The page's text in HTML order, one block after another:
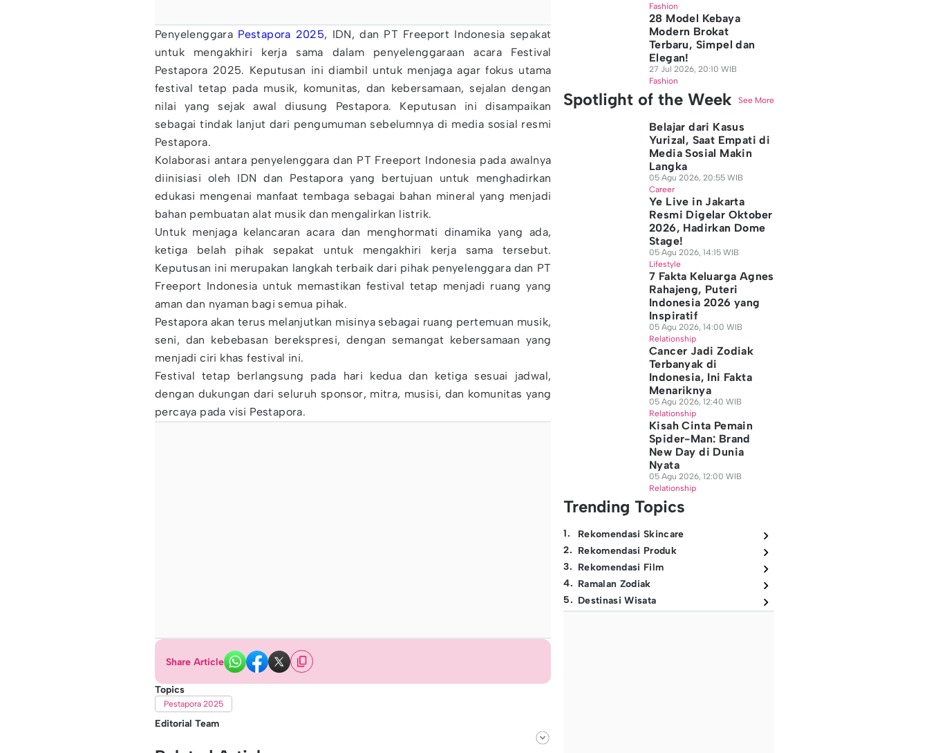
Penyelenggara Pestapora 2025, IDN, dan PT Freeport Indonesia sepakat
untuk mengakhiri kerja sama dalam penyelenggaraan acara Festival
Pestapora 2025. Keputusan ini diambil untuk menjaga agar fokus utama
festival tetap pada musik, komunitas, dan kebersamaan, sejalan dengan
nilai yang sejak awal diusung Pestapora. Keputusan ini disampaikan
sebagai tindak lanjut dari pengumuman sebelumnya di media sosial resmi
Pestapora.
Kolaborasi antara penyelenggara dan PT Freeport Indonesia pada awalnya
diinisiasi oleh IDN dan Pestapora yang bertujuan untuk menghadirkan
edukasi mengenai manfaat tembaga sebagai bahan mineral yang menjadi
bahan pembuatan alat musik dan mengalirkan listrik.
Untuk menjaga kelancaran acara dan menghormati dinamika yang ada,
ketiga belah pihak sepakat untuk mengakhiri kerja sama tersebut.
Keputusan ini merupakan langkah terbaik dari pihak penyelenggara dan PT
Freeport Indonesia untuk memastikan festival tetap menjadi ruang yang
aman dan nyaman bagi semua pihak.
Pestapora akan terus melanjutkan misinya sebagai ruang pertemuan musik,
seni, dan kebebasan berekspresi, dengan semangat kebersamaan yang
menjadi ciri khas festival ini.
Festival tetap berlangsung pada hari kedua dan ketiga sesuai jadwal,
dengan dukungan dari seluruh sponsor, mitra, musisi, dan komunitas yang
percaya pada visi Pestapora.
Share Article
Topics
Pestapora 2025
Editorial Team
Fashion
28 Model Kebaya
Modern Brokat
Terbaru, Simpel dan
Elegan!
27 Jul 2026, 20:10 WIB
Fashion
Spotlight of the Week See More
Belajar dari Kasus
Yurizal, Saat Empati di
Media Sosial Makin
Langka
05 Agu 2026, 20:55 WIB
Career
Ye Live in Jakarta
Resmi Digelar Oktober
2026, Hadirkan Dome
Stage!
05 Agu 2026, 14:15 WIB
Lifestyle
7 Fakta Keluarga Agnes
Rahajeng, Puteri
Indonesia 2026 yang
Inspiratif
05 Agu 2026, 14:00 WIB
Relationship
Cancer Jadi Zodiak
Terbanyak di
Indonesia, Ini Fakta
Menariknya
05 Agu 2026, 12:40 WIB
Relationship
Kisah Cinta Pemain
Spider-Man: Brand
New Day di Dunia
Nyata
05 Agu 2026, 12:00 WIB
Relationship
Trending Topics
1.
Rekomendasi Skincare
2. Rekomendasi Produk
3. Rekomendasi Film
4. Ramalan Zodiak
5. Destinasi Wisata